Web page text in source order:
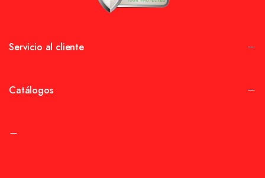
Servicio al cliente
Catálogos